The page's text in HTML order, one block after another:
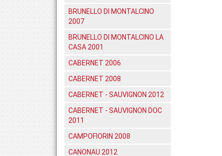
BRUNELLO DI MONTALCINO
2007
BRUNELLO DI MONTALCINO LA
CASA 2001
CABERNET 2006
CABERNET 2008
CABERNET - SAUVIGNON 2012
CABERNET - SAUVIGNON DOC
2011
CAMPOFIORIN 2008
CANONAU 2012